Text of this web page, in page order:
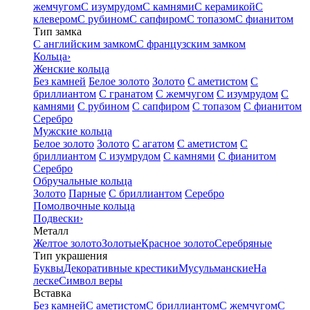
жемчугомС изумрудомС камнямиС керамикойС
клеверомС рубиномС сапфиромС топазомС фианитом
Тип замка
С английским замкомС французским замком
Кольца›
Женские кольца
Без камней Белое золото Золото С аметистом С
бриллиантом С гранатом С жемчугом С изумрудом С
камнями С рубином С сапфиром С топазом С фианитом
Серебро
Мужские кольца
Белое золото Золото С агатом С аметистом С
бриллиантом С изумрудом С камнями С фианитом
Серебро
Обручальные кольца
Золото Парные С бриллиантом Серебро
Помолвочные кольца
Подвески›
Металл
Желтое золотоЗолотыеКрасное золотоСеребряные
Тип украшения
БуквыДекоративные крестикиМусульманскиеНа
лескеСимвол веры
Вставка
Без камнейС аметистомС бриллиантомС жемчугомС